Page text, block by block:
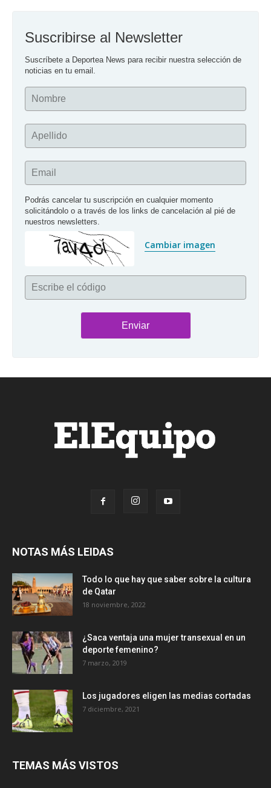
Suscribirse al Newsletter
Suscríbete a Deportea News para recibir nuestra selección de
noticias en tu email.
Nombre
Apellido
Email
Podrás cancelar tu suscripción en cualquier momento
solicitándolo o a través de los links de cancelación al pié de
nuestros newsletters.
Cambiar imagen
Escribe el código
NOTAS MÁS LEIDAS
Todo lo que hay que saber sobre la cultura
de Qatar
18 noviembre, 2022
¿Saca ventaja una mujer transexual en un
deporte femenino?
7 marzo, 2019
Los jugadores eligen las medias cortadas
7 diciembre, 2021
TEMAS MÁS VISTOS